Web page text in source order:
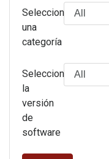
Selecciona
una
categoría
Seleccione
la
versión
de
software